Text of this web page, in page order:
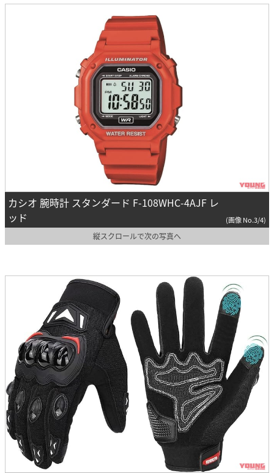
カシオ 腕時計 スタンダード F-108WHC-4AJF レ
ッド
(画像 No.3/4)
縦スクロールで次の写真へ